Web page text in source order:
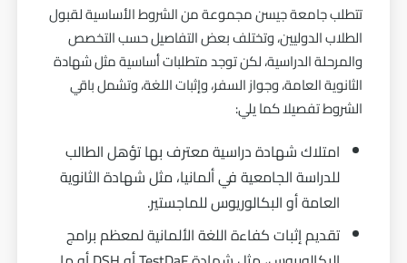
تتطلب جامعة جيسن مجموعة من الشروط الأساسية لقبول
الطلاب الدوليين، وتختلف بعض التفاصيل حسب التخصص
والمرحلة الدراسية، لكن توجد متطلبات أساسية مثل شهادة
الثانوية العامة، وجواز السفر، وإثبات اللغة، وتشمل باقي
الشروط تفصيلا كما يلي:
امتلاك شهادة دراسية معترف بها تؤهل الطالب
للدراسة الجامعية في ألمانيا، مثل شهادة الثانوية
العامة أو البكالوريوس للماجستير.
تقديم إثبات كفاءة اللغة الألمانية لمعظم برامج